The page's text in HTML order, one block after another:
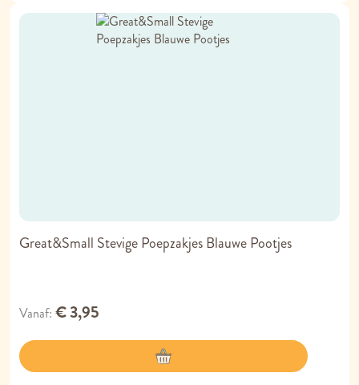
Great&Small Stevige Poepzakjes Blauwe Pootjes
Vanaf € 3,95